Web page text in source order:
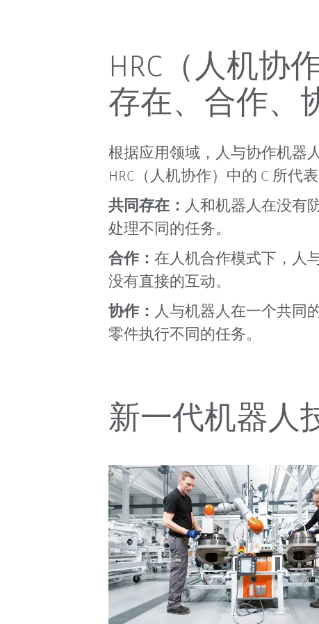
HRC（人机协
存在、合作、
根据应用领域，人与协作机器
HRC（人机协作）中的 C 所代
共同存在： 人和机器人在没有
处理不同的任务。
合作： 在人机合作模式下，人
没有直接的互动。
协作： 人与机器人在一个共同
零件执行不同的任务。
新一代机器人